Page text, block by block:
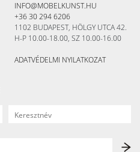
INFO@MOBELKUNST.HU
+36 30 294 6206
1102 BUDAPEST, HÖLGY UTCA 42.
H-P 10.00-18.00, SZ 10.00-16.00
ADATVÉDELMI NYILATKOZAT